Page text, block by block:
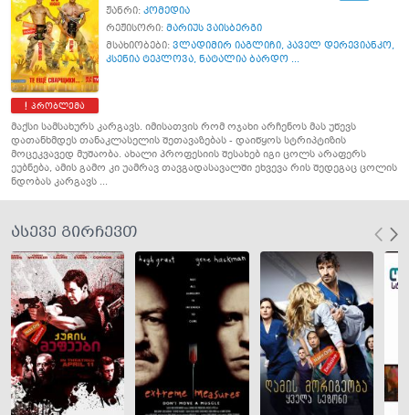
პრობლემა
ჟანრი: კომედია
რეჟისორი: მარიუს ვაისბერგი
მსახიობები: ვლადიმირ იაგლიჩი, პაველ დერევიანკო,
კსენია ტეპლოვა, ნატალია ბარდო ...
მაქსი სამსახურს კარგავს. იმისათვის რომ ოჯახი არჩენოს მას უწევს
დათანხმდეს თანაკლასელის შეთავაზებას - დაიწყოს სტრიპტიზის
მოცეკვავედ მუშაობა. ახალი პროფესიის შესახებ იგი ცოლს არაფერს
ეუბნება, ამის გამო კი უამრავ თავგადასავალში ეხვევა რის შედეგაც ცოლის
ნდობას კარგავს ...
ასევე გირჩევთ